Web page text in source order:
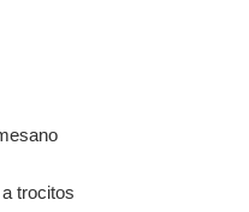
trocitos